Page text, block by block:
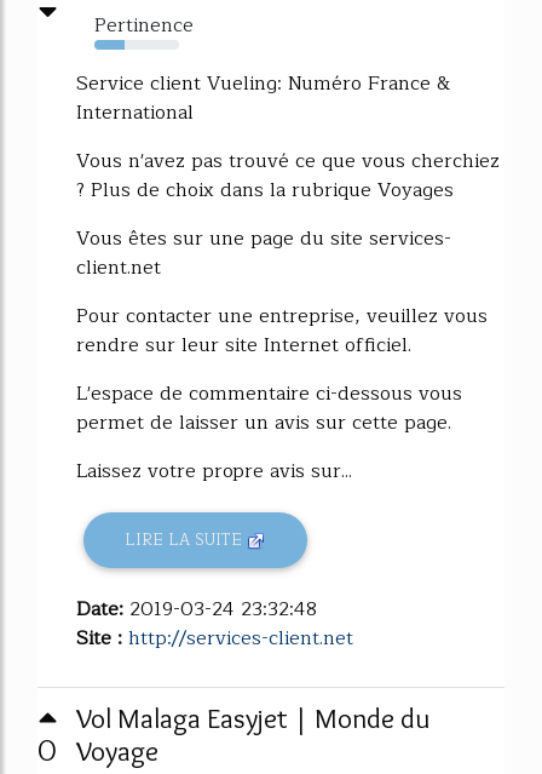
Pertinence
35%
Service client Vueling: Numéro France &
International
Vous n'avez pas trouvé ce que vous cherchiez
? Plus de choix dans la rubrique Voyages
Vous êtes sur une page du site services-
client.net
Pour contacter une entreprise, veuillez vous
rendre sur leur site Internet officiel.
L'espace de commentaire ci-dessous vous
permet de laisser un avis sur cette page.
Laissez votre propre avis sur...
LIRE LA SUITE
Date: 2019-03-24 23:32:48
Site :http://services-client.net
0
Vol Malaga Easyjet | Monde du
Voyage